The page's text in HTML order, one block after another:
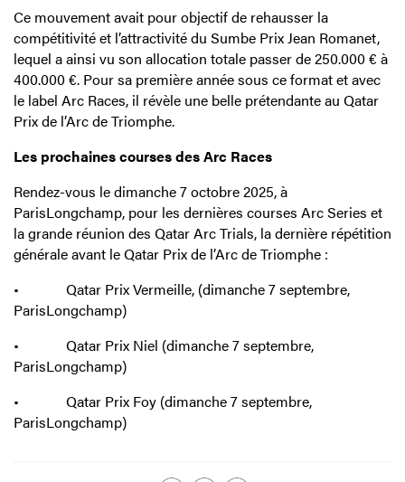
Ce mouvement avait pour objectif de rehausser la
compétitivité et l’attractivité du Sumbe Prix Jean Romanet,
lequel a ainsi vu son allocation totale passer de 250.000 € à
400.000 €. Pour sa première année sous ce format et avec
le label Arc Races, il révèle une belle prétendante au Qatar
Prix de l’Arc de Triomphe.
Les prochaines courses des Arc Races
Rendez-vous le dimanche 7 octobre 2025, à
ParisLongchamp, pour les dernières courses Arc Series et
la grande réunion des Qatar Arc Trials, la dernière répétition
générale avant le Qatar Prix de l’Arc de Triomphe :
• Qatar Prix Vermeille, (dimanche 7 septembre,
ParisLongchamp)
• Qatar Prix Niel (dimanche 7 septembre,
ParisLongchamp)
• Qatar Prix Foy (dimanche 7 septembre,
ParisLongchamp)